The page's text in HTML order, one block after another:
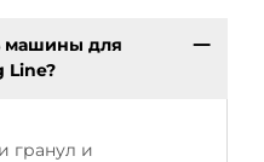
машины для
Line?
гранул и